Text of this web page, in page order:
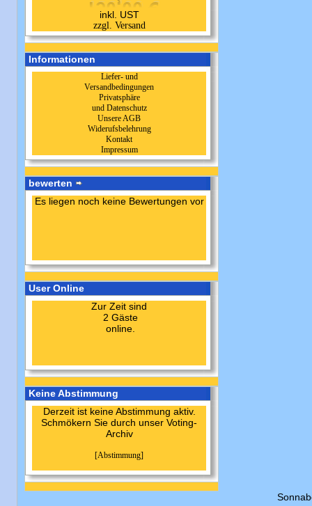
inkl. UST
zzgl. Versand
Informationen
Liefer- und
Versandbedingungen
Privatsphäre
und Datenschutz
Unsere AGB
Widerufsbelehrung
Kontakt
Impressum
bewerten
Es liegen noch keine Bewertungen vor
User Online
Zur Zeit sind
2 Gäste
online.
Keine Abstimmung
Derzeit ist keine Abstimmung aktiv.
Schmökern Sie durch unser Voting-
Archiv
[Abstimmung]